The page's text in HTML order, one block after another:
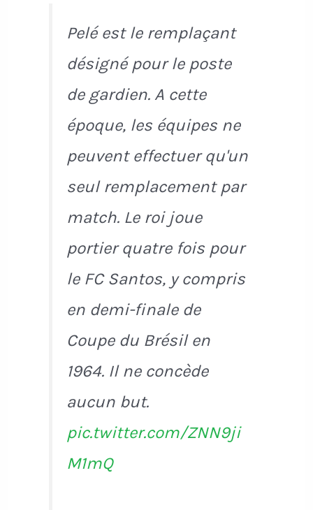
Pelé est le remplaçant
désigné pour le poste
de gardien. A cette
époque, les équipes ne
peuvent effectuer qu'un
seul remplacement par
match. Le roi joue
portier quatre fois pour
le FC Santos, y compris
en demi-finale de
Coupe du Brésil en
1964. Il ne concède
aucun but.
pic.twitter.com/ZNN9ji
M1mQ